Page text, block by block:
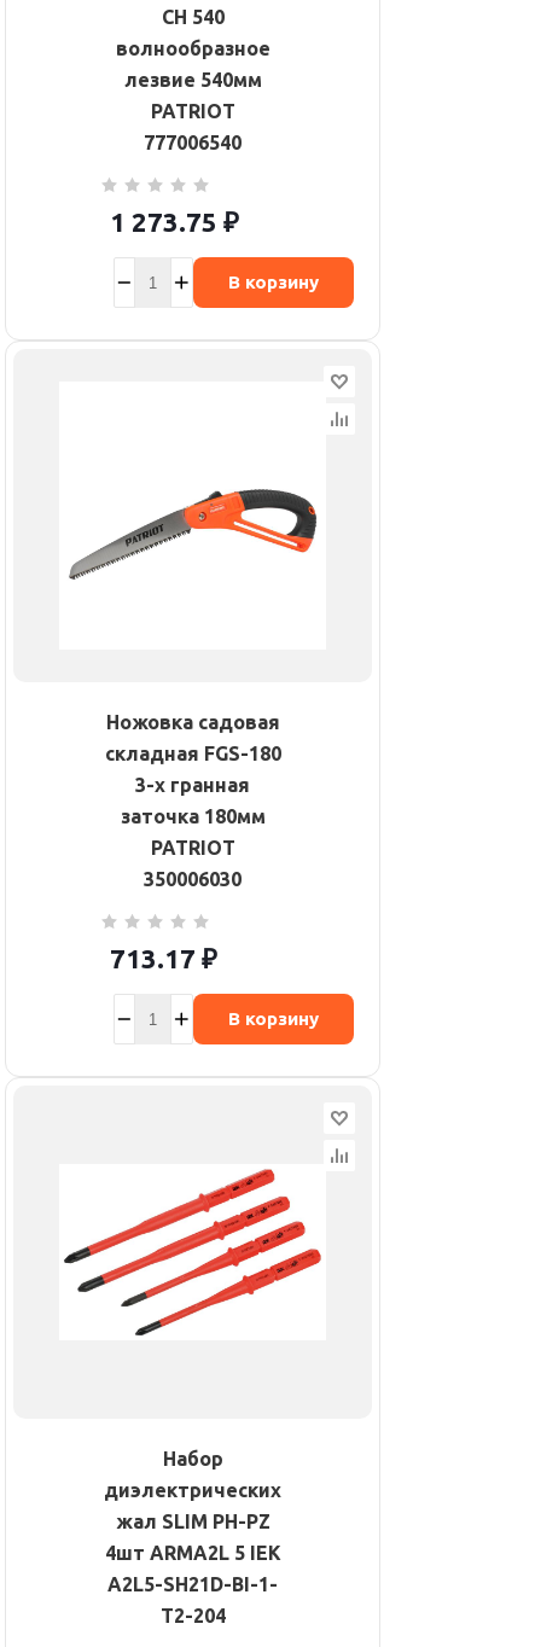
CH 540
волнообразное
лезвие 540мм
PATRIOT
777006540
1 273.75 ₽
В корзину
Ножовка садовая
складная FGS-180
3-х гранная
заточка 180мм
PATRIOT
350006030
713.17 ₽
В корзину
Набор
диэлектрических
жал SLIM PH-PZ
4шт ARMA2L 5 IEK
A2L5-SH21D-BI-1-
T2-204